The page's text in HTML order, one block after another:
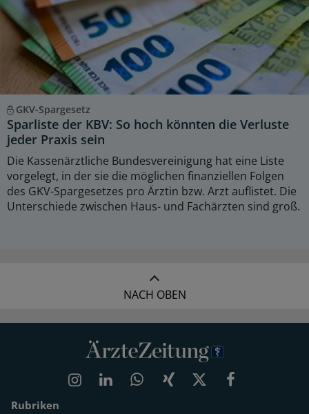
GKV-Spargesetz
Sparliste der KBV: So hoch könnten die Verluste
jeder Praxis sein
Die Kassenärztliche Bundesvereinigung hat eine Liste
vorgelegt, in der sie die möglichen finanziellen Folgen
des GKV-Spargesetzes pro Ärztin bzw. Arzt auflistet. Die
Unterschiede zwischen Haus- und Fachärzten sind groß.
NACH OBEN
Rubriken